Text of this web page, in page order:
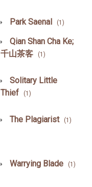
Park Saenal (1)
Qian Shan Cha Ke;
千山茶客
(1)
Solitary Little
Thief
(1)
The Plagiarist (1)
Warrying Blade (1)